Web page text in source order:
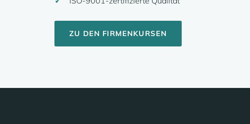
ZU DEN FIRMENKURSEN